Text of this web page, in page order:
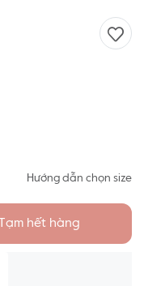
Hướng dẫn chọn size
Tạm hết hàng